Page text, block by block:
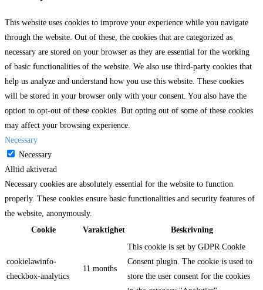
This website uses cookies to improve your experience while you navigate
through the website. Out of these, the cookies that are categorized as
necessary are stored on your browser as they are essential for the working
of basic functionalities of the website. We also use third-party cookies that
help us analyze and understand how you use this website. These cookies
will be stored in your browser only with your consent. You also have the
option to opt-out of these cookies. But opting out of some of these cookies
may affect your browsing experience.
Necessary
Necessary
Alltid aktiverad
Necessary cookies are absolutely essential for the website to function
properly. These cookies ensure basic functionalities and security features of
the website, anonymously.
Cookie
Varaktighet Beskrivning
cookielawinfo-
checkbox-analytics
11 months
This cookie is set by GDPR Cookie
Consent plugin. The cookie is used to
store the user consent for the cookies